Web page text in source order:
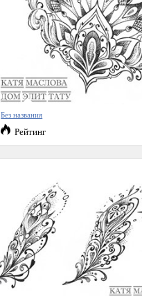
Без названия
Рейтинг